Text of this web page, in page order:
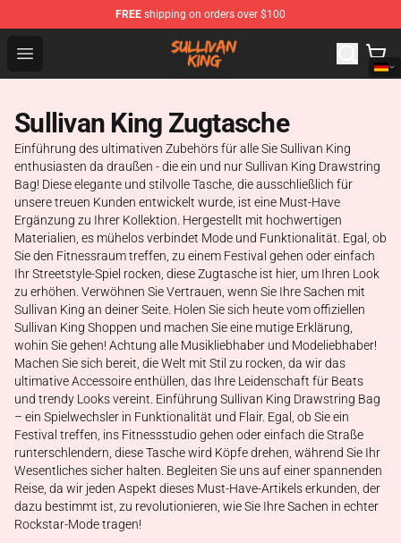
FREE shipping on orders over $100
Open menu
Sullivan King Shop - Official Sullivan King Merchandise
Sullivan King Zugtasche
Einführung des ultimativen Zubehörs für alle Sie Sullivan King
enthusiasten da draußen - die ein und nur Sullivan King Drawstring
Bag! Diese elegante und stilvolle Tasche, die ausschließlich für
unsere treuen Kunden entwickelt wurde, ist eine Must-Have
Ergänzung zu Ihrer Kollektion. Hergestellt mit hochwertigen
Materialien, es mühelos verbindet Mode und Funktionalität. Egal, ob
Sie den Fitnessraum treffen, zu einem Festival gehen oder einfach
Ihr Streetstyle-Spiel rocken, diese Zugtasche ist hier, um Ihren Look
zu erhöhen. Verwöhnen Sie Vertrauen, wenn Sie Ihre Sachen mit
Sullivan King an deiner Seite. Holen Sie sich heute vom offiziellen
Sullivan King Shoppen und machen Sie eine mutige Erklärung,
wohin Sie gehen! Achtung alle Musikliebhaber und Modeliebhaber!
Machen Sie sich bereit, die Welt mit Stil zu rocken, da wir das
ultimative Accessoire enthüllen, das Ihre Leidenschaft für Beats
und trendy Looks vereint. Einführung Sullivan King Drawstring Bag
– ein Spielwechsler in Funktionalität und Flair. Egal, ob Sie ein
Festival treffen, ins Fitnessstudio gehen oder einfach die Straße
runterschlendern, diese Tasche wird Köpfe drehen, während Sie Ihr
Wesentliches sicher halten. Begleiten Sie uns auf einer spannenden
Reise, da wir jeden Aspekt dieses Must-Have-Artikels erkunden, der
dazu bestimmt ist, zu revolutionieren, wie Sie Ihre Sachen in echter
Rockstar-Mode tragen!